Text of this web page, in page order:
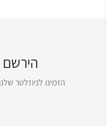
הירשם
הזמינו לניוזלטר